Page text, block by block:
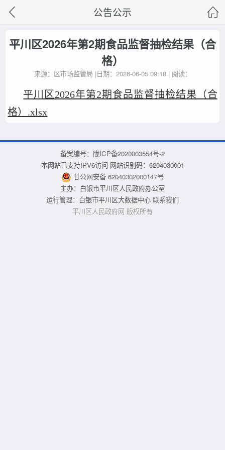
公告公示
平川区2026年第2期食品监督抽检结果（合
格）
来源：区市场监管局 |日期：2026-06-05 09:18 | 阅读：
平川区2026年第2期食品监督抽检结果（合
格）.xlsx
备案编号： 陇ICP备2020003554号-2
本网站已支持IPV6访问 网站识别码：6204030001
甘公网安备 62040302000147号
主办：白银市平川区人民政府办公室
运行管理：白银市平川区大数据中心 联系我们
平川区人民政府网 版权所有